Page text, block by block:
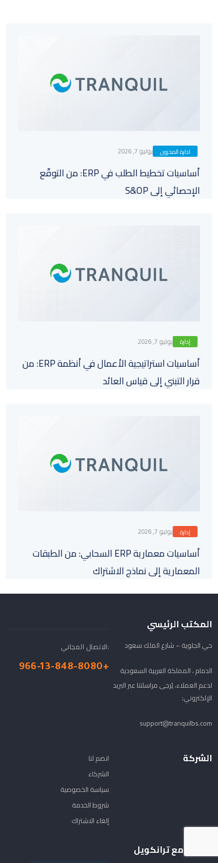
ادارة المخزون يوليو 7, 2026
أساسيات تخطيط الطلب في ERP: من التوقّع
الإحصائي إلى S&OP
إدارة يوليو 7, 2026
أساسيات استراتيجية الأعمال في أنظمة ERP: من
قرار التبني إلى قياس العائد
إدارة يوليو 7, 2026
أساسيات معمارية ERP السحابي: من الطبقات
المعمارية إلى نماذج الاشتراك
المكتب الرئيسي
حي الجلوية – شارع الملك سعود
الدمام ، المملكة العربية السعودية
لدعم العملاء، يُرجى مراسلتنا عبر البريد
الإلكتروني:
support@tranquilbs.com
الاتصال المجاني:
+966-13-848-8080
الشركة
انضم لنا
الشركاء
سياسة الخصوصية
شروط الخدمة
إلغاء الاشتراك
تواصل مع ترانكويل